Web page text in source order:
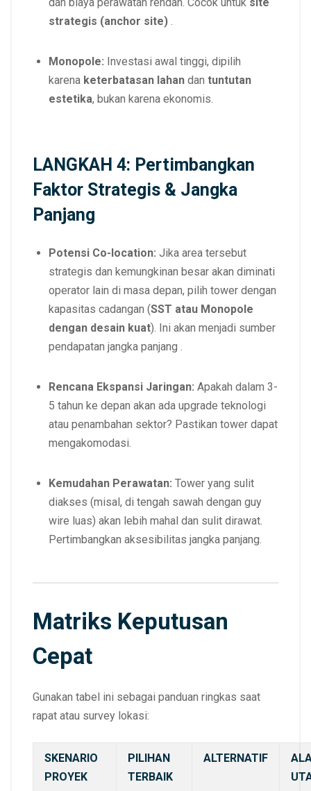
dan biaya perawatan rendah. Cocok untuk site
strategis (anchor site) .
Monopole: Investasi awal tinggi, dipilih
karena keterbatasan lahan dan tuntutan
estetika, bukan karena ekonomis.
LANGKAH 4: Pertimbangkan
Faktor Strategis & Jangka
Panjang
Potensi Co-location: Jika area tersebut
strategis dan kemungkinan besar akan diminati
operator lain di masa depan, pilih tower dengan
kapasitas cadangan (SST atau Monopole
dengan desain kuat). Ini akan menjadi sumber
pendapatan jangka panjang .
Rencana Ekspansi Jaringan: Apakah dalam 3-
5 tahun ke depan akan ada upgrade teknologi
atau penambahan sektor? Pastikan tower dapat
mengakomodasi.
Kemudahan Perawatan: Tower yang sulit
diakses (misal, di tengah sawah dengan guy
wire luas) akan lebih mahal dan sulit dirawat.
Pertimbangkan aksesibilitas jangka panjang.
Matriks Keputusan
Cepat
Gunakan tabel ini sebagai panduan ringkas saat
rapat atau survey lokasi:
SKENARIO
PROYEK
PILIHAN
TERBAIK
ALTERNATIF